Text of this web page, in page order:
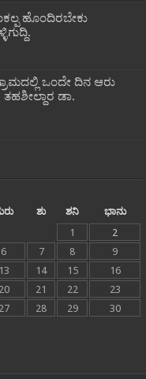
ಹೊಂದಿರಬೇಕು
ಒಂದೇ ದಿನ ಆರು
ತಹಶೀಲ್ದಾರ ಡಾ.
ಶು ಶನಿ
ಭಾನು
1
2
6 7 8
9
13 14 15
16
20 21 22
23
27 28 29
30